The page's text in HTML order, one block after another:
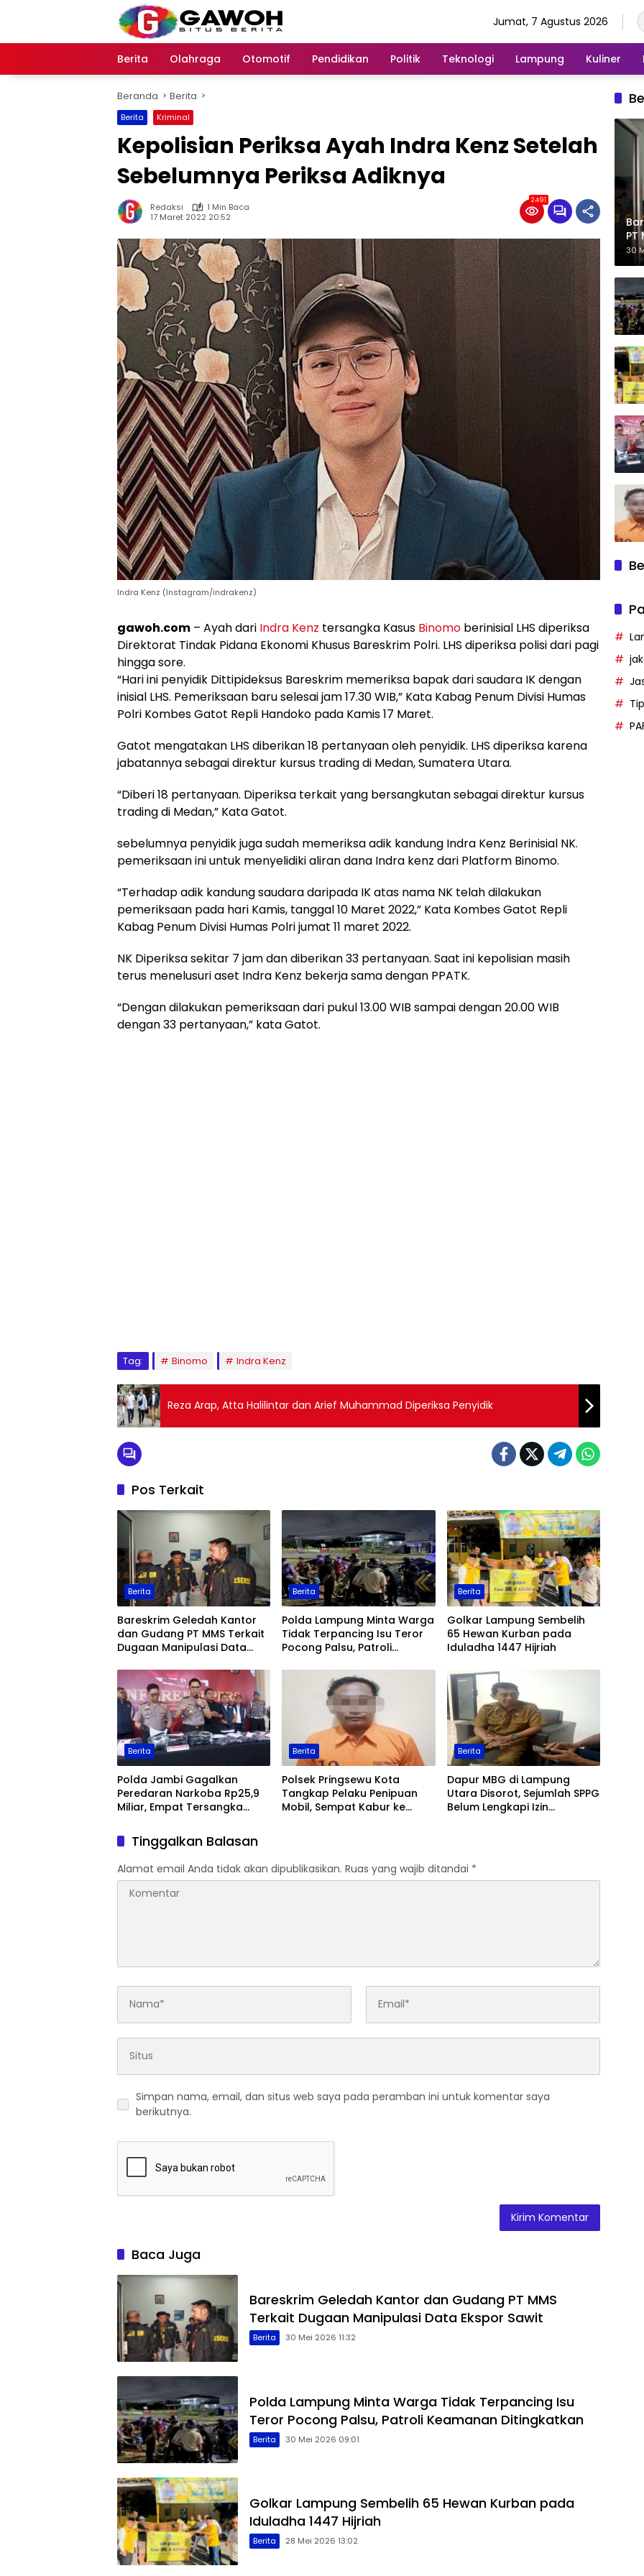
Jumat, 7 Agustus 2026
Berita Olahraga Otomotif Pendidikan Politik Teknologi Lampung Kuliner
Beranda Berita
Berita Kriminal
Kepolisian Periksa Ayah Indra Kenz Setelah
Sebelumnya Periksa Adiknya
Redaksi
1 Min Baca
17 Maret 2022 20:52
2491
Indra Kenz (Instagram/indrakenz)
gawoh.com – Ayah dari Indra Kenz tersangka Kasus Binomo berinisial LHS diperiksa
Direktorat Tindak Pidana Ekonomi Khusus Bareskrim Polri. LHS diperiksa polisi dari pagi
hingga sore.
“Hari ini penyidik Dittipideksus Bareskrim memeriksa bapak dari saudara IK dengan
inisial LHS. Pemeriksaan baru selesai jam 17.30 WIB,” Kata Kabag Penum Divisi Humas
Polri Kombes Gatot Repli Handoko pada Kamis 17 Maret.
Gatot mengatakan LHS diberikan 18 pertanyaan oleh penyidik. LHS diperiksa karena
jabatannya sebagai direktur kursus trading di Medan, Sumatera Utara.
“Diberi 18 pertanyaan. Diperiksa terkait yang bersangkutan sebagai direktur kursus
trading di Medan,” Kata Gatot.
sebelumnya penyidik juga sudah memeriksa adik kandung Indra Kenz Berinisial NK.
pemeriksaan ini untuk menyelidiki aliran dana Indra kenz dari Platform Binomo.
“Terhadap adik kandung saudara daripada IK atas nama NK telah dilakukan
pemeriksaan pada hari Kamis, tanggal 10 Maret 2022,” Kata Kombes Gatot Repli
Kabag Penum Divisi Humas Polri jumat 11 maret 2022.
NK Diperiksa sekitar 7 jam dan diberikan 33 pertanyaan. Saat ini kepolisian masih
terus menelusuri aset Indra Kenz bekerja sama dengan PPATK.
“Dengan dilakukan pemeriksaan dari pukul 13.00 WIB sampai dengan 20.00 WIB
dengan 33 pertanyaan,” kata Gatot.
Tag: Binomo Indra Kenz
Reza Arap, Atta Halilintar dan Arief Muhammad Diperiksa Penyidik
Pos Terkait
Berita
Bareskrim Geledah Kantor
dan Gudang PT MMS Terkait
Dugaan Manipulasi Data
Berita
Polda Lampung Minta Warga
Tidak Terpancing Isu Teror
Pocong Palsu, Patroli
Berita
Golkar Lampung Sembelih
65 Hewan Kurban pada
Iduladha 1447 Hijriah
Berita
Polda Jambi Gagalkan
Peredaran Narkoba Rp25,9
Miliar, Empat Tersangka
Berita
Polsek Pringsewu Kota
Tangkap Pelaku Penipuan
Mobil, Sempat Kabur ke
Berita
Dapur MBG di Lampung
Utara Disorot, Sejumlah SPPG
Belum Lengkapi Izin
Tinggalkan Balasan
Alamat email Anda tidak akan dipublikasikan. Ruas yang wajib ditandai *
Simpan nama, email, dan situs web saya pada peramban ini untuk komentar saya
berikutnya.
Baca Juga
Bareskrim Geledah Kantor dan Gudang PT MMS
Terkait Dugaan Manipulasi Data Ekspor Sawit
Berita 30 Mei 2026 11:32
Polda Lampung Minta Warga Tidak Terpancing Isu
Teror Pocong Palsu, Patroli Keamanan Ditingkatkan
Berita 30 Mei 2026 09:01
Golkar Lampung Sembelih 65 Hewan Kurban pada
Iduladha 1447 Hijriah
Berita 28 Mei 2026 13:02
PT
30